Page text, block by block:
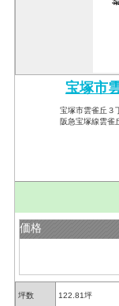
宝塚市
宝塚市雲雀丘３
阪急宝塚線雲
価格
坪数 122.81坪